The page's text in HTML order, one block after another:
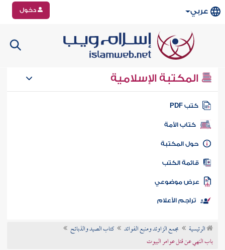
عربي دخول
المكتبة الإسلامية
كتب PDF
كتاب الأمة
المكتبة
الكتب
موضوعي
تراجم الأعلام
الرئيسية مجمع الزاوئد ومنبع الفوائد
كتاب الصيد والذبائح
باب النهي عن قتل عوامر البيوت